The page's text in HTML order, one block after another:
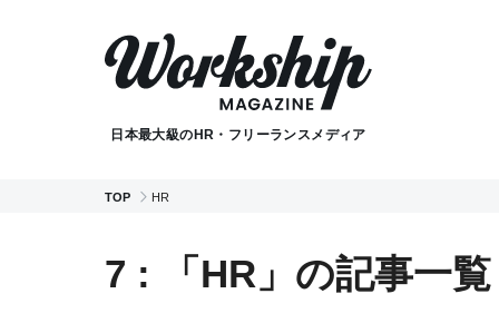
日本最大級のHR・フリーランスメディア
TOP HR
7 : 「HR」の記事一覧